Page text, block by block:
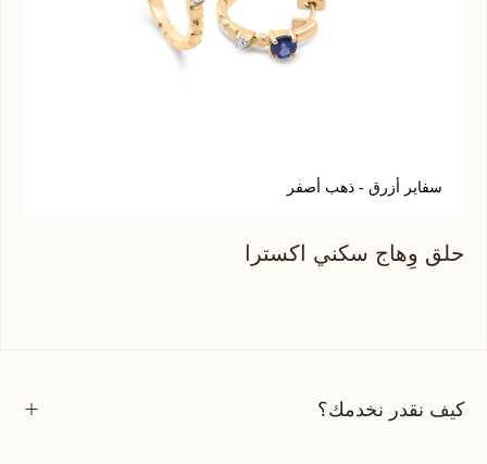
سفاير أزرق - ذهب أصفر
حلق وِهاج سكني اكسترا
كيف نقدر نخدمك؟